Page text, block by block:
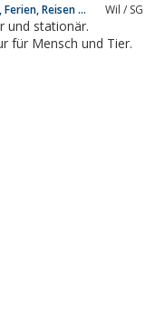
Reisen ... Wil / SG
für Mensch und Tier.